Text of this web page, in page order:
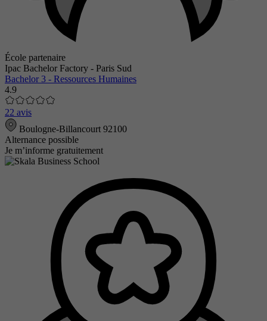
École partenaire
Ipac Bachelor Factory - Paris Sud
Bachelor 3 - Ressources Humaines
4.9
22 avis
Boulogne-Billancourt 92100
Alternance possible
Je m’informe gratuitement